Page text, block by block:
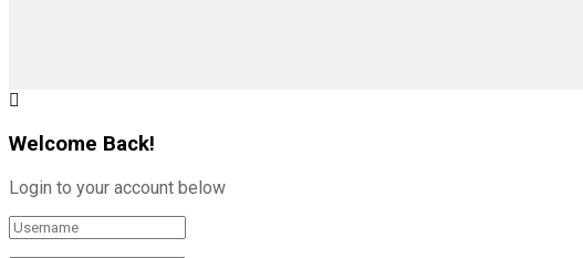
Welcome Back!
Login to your account below